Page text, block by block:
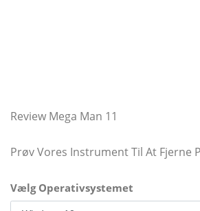
Review Mega Man 11
Prøv Vores Instrument Til At Fjerne
Vælg Operativsystemet